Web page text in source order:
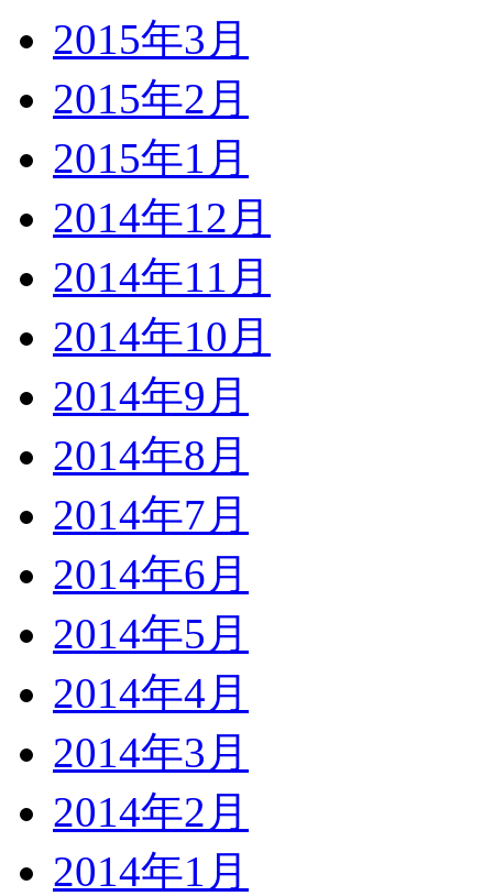
2015年3月
2015年2月
2015年1月
2014年12月
2014年11月
2014年10月
2014年9月
2014年8月
2014年7月
2014年6月
2014年5月
2014年4月
2014年3月
2014年2月
2014年1月